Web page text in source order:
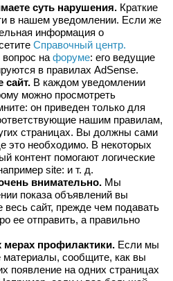
суть нарушения. Краткие
в нашем уведомлении. Если же
информация о
Справочный центр.
на форуме: его ведущие
в правилах AdSense.
сайт. В каждом уведомлении
можно просмотреть
он приведен только для
нашим правилам,
страницах. Вы должны сами
это необходимо. В некоторых
site: и т. д.
внимательно. Мы
показа объявлений вы
сайт, прежде чем подавать
ее отправить, а правильно
мерах профилактики. Если мы
сообщите, как вы
появление на одних страницах